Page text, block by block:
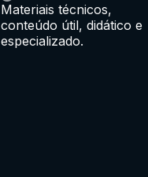
Materiais técnicos,
conteúdo útil, didático e
especializado.